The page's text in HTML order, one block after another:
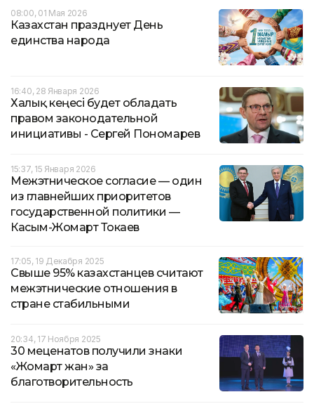
08:00, 01 Мая 2026
Казахстан празднует День
единства народа
16:40, 28 Января 2026
Халық кеңесі будет обладать
правом законодательной
инициативы - Сергей Пономарев
15:37, 15 Января 2026
Межэтническое согласие — один
из главнейших приоритетов
государственной политики —
Касым-Жомарт Токаев
17:05, 19 Декабря 2025
Свыше 95% казахстанцев считают
межэтнические отношения в
стране стабильными
20:34, 17 Ноября 2025
30 меценатов получили знаки
«Жомарт жан» за
благотворительность